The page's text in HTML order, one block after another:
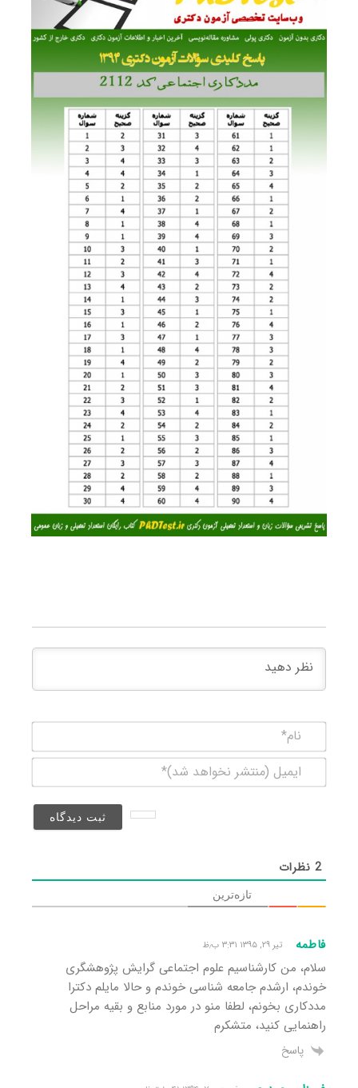
(منتشر
2نظرات
تازه‌ترین
فاطمه تیر ۲۹, ۱۳۹۵ ۳:۳۱ ب٫ظ
سلام، من کارشناسیم علوم اجتماعی گرایش پژوهشگری
خوندم، ارشدم جامعه شناسی خوندم و حالا مایلم دکترا
مددکاری بخونم، لطفا منو در مورد منابع و بقیه مراحل
راهنمایی کنید، متشکرم
پاسخ